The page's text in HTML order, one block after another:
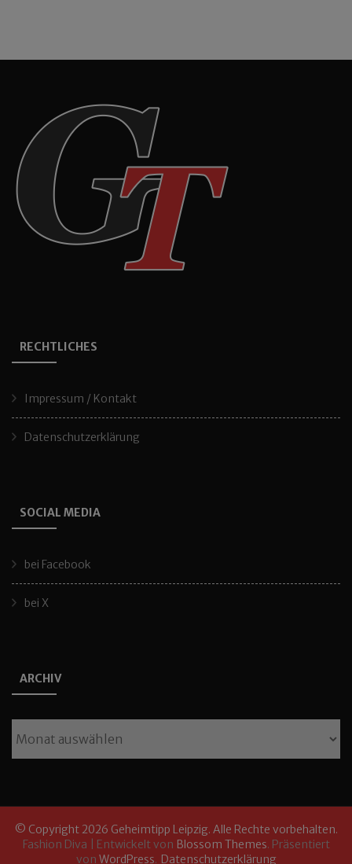
RECHTLICHES
Impressum / Kontakt
Datenschutzerklärung
SOCIAL MEDIA
bei Facebook
bei X
ARCHIV
© Copyright 2026 Geheimtipp Leipzig. Alle Rechte vorbehalten.
Fashion Diva | Entwickelt von Blossom Themes. Präsentiert
von WordPress. Datenschutzerklärung